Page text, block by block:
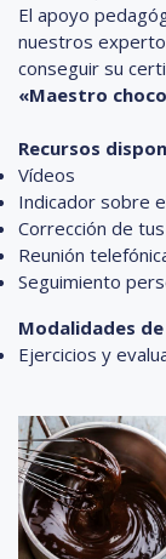
El apoyo
nuestros
conseguir su
«Maestro
Recursos
Vídeos
Indicador sobre
Corrección de
Reunión
Seguimiento
Modalidades
Ejercicios y